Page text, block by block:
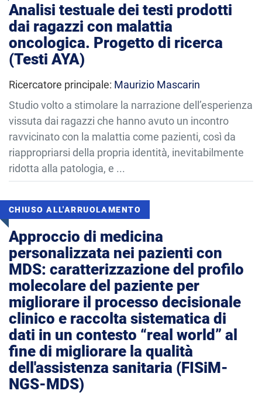
Analisi testuale dei testi prodotti
dai ragazzi con malattia
oncologica. Progetto di ricerca
(Testi AYA)
Ricercatore principale: Maurizio Mascarin
Studio volto a stimolare la narrazione dell’esperienza
vissuta dai ragazzi che hanno avuto un incontro
ravvicinato con la malattia come pazienti, così da
riappropriarsi della propria identità, inevitabilmente
ridotta alla patologia, e ...
CHIUSO ALL'ARRUOLAMENTO
Approccio di medicina
personalizzata nei pazienti con
MDS: caratterizzazione del profilo
molecolare del paziente per
migliorare il processo decisionale
clinico e raccolta sistematica di
dati in un contesto “real world” al
fine di migliorare la qualità
dell'assistenza sanitaria (FISiM-
NGS-MDS)